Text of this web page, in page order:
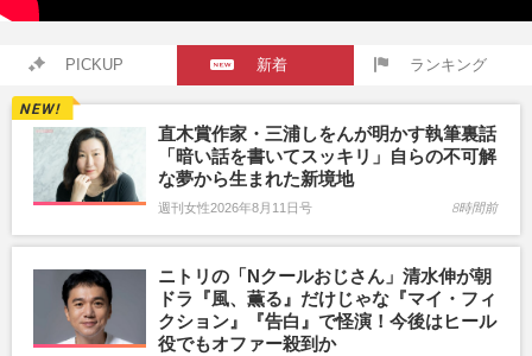
PICKUP 新着 ランキング
直木賞作家・三浦しをんが明かす執筆裏話
「暗い話を書いてスッキリ」自らの不可解
な夢から生まれた新境地
週刊女性2026年8月11日号 8時間前
ニトリの「Nクールおじさん」清水伸が朝
ドラ『風、薫る』だけじゃな『マイ・フィ
クション』『告白』で怪演！今後はヒール
役でもオファー殺到か